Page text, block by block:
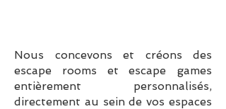
Nous concevons et créons des
escape rooms et escape games
entièrement personnalisés,
directement au sein de vos espaces